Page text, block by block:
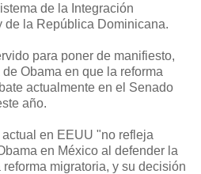
de la Integración
de la República Dominicana.
para poner de manifiesto,
Obama en que la reforma
actualmente en el Senado
año.
en EEUU "no refleja
en México al defender la
migratoria, y su decisión